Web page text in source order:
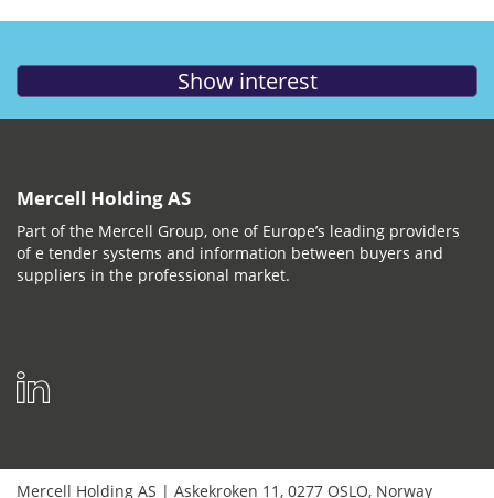
Mercell Holding AS
Part of the Mercell Group, one of Europe’s leading providers
of e tender systems and information between buyers and
suppliers in the professional market.
Mercell Holding AS | Askekroken 11 , 0277 OSLO, Norway